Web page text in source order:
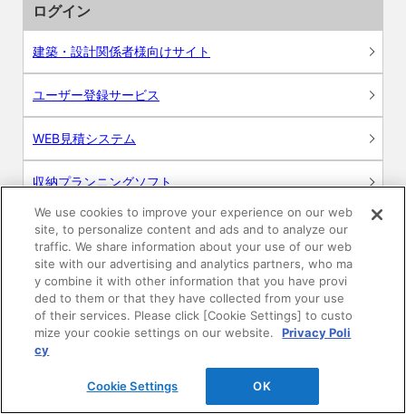
ログイン
建築・設計関係者様向けサイト
ユーザー登録サービス
WEB見積システム
収納プランニングソフト
画像
CAD
BIM用テクスチャー
We use cookies to improve your experience on our web
site, to personalize content and ads and to analyze our
traffic. We share information about your use of our web
site with our advertising and analytics partners, who ma
y combine it with other information that you have provi
ded to them or that they have collected from your use
of their services. Please click [Cookie Settings] to custo
mize your cookie settings on our website.
Privacy Poli
cy
Cookie Settings OK